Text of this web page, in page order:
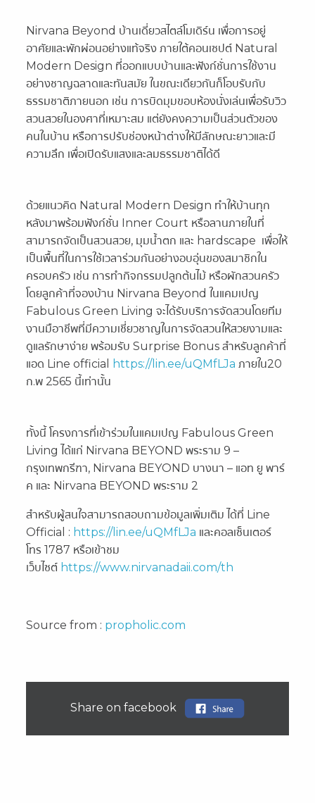
Nirvana Beyond บ้านเดี่ยวสไตล์โมเดิร์น เพื่อการอยู่
อาศัยและพักผ่อนอย่างแท้จริง ภายใต้คอนเซปต์ Natural
Modern Design ที่ออกแบบบ้านและฟังก์ชั่นการใช้งาน
อย่างชาญฉลาดและทันสมัย ในขณะเดียวกันก็โอบรับกับ
ธรรมชาติภายนอก เช่น การบิดมุมขอบห้องนั่งเล่นเพื่อรับวิว
สวนสวยในองศาที่เหมาะสม แต่ยังคงความเป็นส่วนตัวของ
คนในบ้าน หรือการปรับช่องหน้าต่างให้มีลักษณะยาวและมี
ความลึก เพื่อเปิดรับแสงและลมธรรมชาติได้ดี
ด้วยแนวคิด Natural Modern Design ทำให้บ้านทุก
หลังมาพร้อมฟังก์ชั่น Inner Court หรือลานภายในที่
สามารถจัดเป็นสวนสวย, มุมน้ำตก และ hardscape เพื่อให้
เป็นพื้นที่ในการใช้เวลาร่วมกันอย่างอบอุ่นของสมาชิกใน
ครอบครัว เช่น การทำกิจกรรมปลูกต้นไม้ หรือผักสวนครัว
โดยลูกค้าที่จองบ้าน Nirvana Beyond ในแคมเปญ
Fabulous Green Living จะได้รับบริการจัดสวนโดยทีม
งานมือาชีพที่มีความเชี่ยวชาญในการจัดสวนให้สวยงามและ
ดูแลรักษาง่าย พร้อมรับ Surprise Bonus สำหรับลูกค้าที่
แอด Line official
https://lin.ee/uQMfLJa ภายใน20
ก.พ 2565 นี้เท่านั้น
ทั้งนี้ โครงการที่เข้าร่วมในแคมเปญ Fabulous Green
Living ได้แก่ Nirvana BEYOND พระราม 9 –
กรุงเทพกรีฑา, Nirvana BEYOND บางนา – แอท ยู พาร์
ค และ Nirvana BEYOND พระราม 2
สำหรับผู้สนใจสามารถสอบถามข้อมูลเพิ่มเติม ได้ที่ Line
Official : https://lin.ee/uQMfLJa และคอลเซ็นเตอร์
โทร 1787 หรือเข้าชม
เว็บไซต์ https://www.nirvanadaii.com/th
Source from : propholic.com
Share on facebook